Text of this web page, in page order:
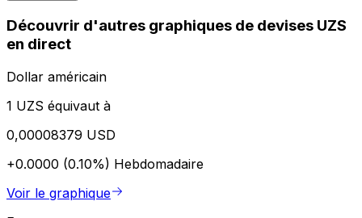
Découvrir d'autres graphiques de devises UZS
en direct
Dollar américain
1 UZS équivaut à
0,00008379 USD
+0.0000 (0.10%) Hebdomadaire
Voir le graphique